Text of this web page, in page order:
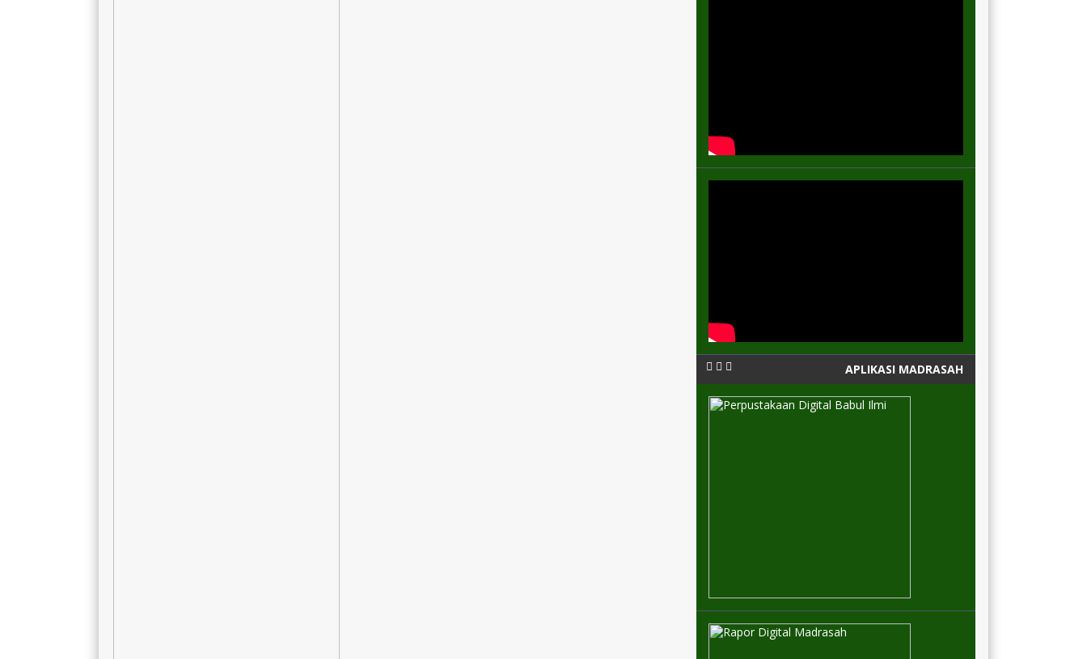
APLIKASI MADRASAH